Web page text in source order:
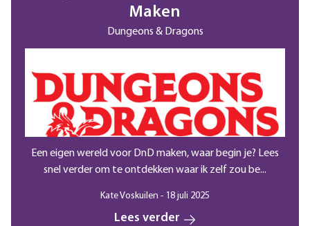
Maken
Dungeons & Dragons
Een eigen wereld voor DnD maken, waar begin je? Lees
snel verder om te ontdekken waar ik zelf zou be...
Kate Voskuilen - 18 juli 2025
Lees verder